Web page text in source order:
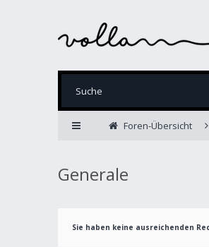
Foren-Übersicht
Generale
Sie haben keine ausreichenden